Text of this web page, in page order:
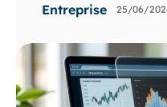
Entreprise 25/06/